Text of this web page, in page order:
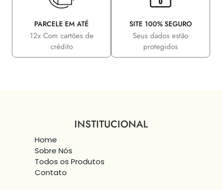
PARCELE EM ATÉ
12x Com cartões de
crédito
SITE 100% SEGURO
Seus dados estão
protegidos
INSTITUCIONAL
Home
Sobre Nós
Todos os Produtos
Contato